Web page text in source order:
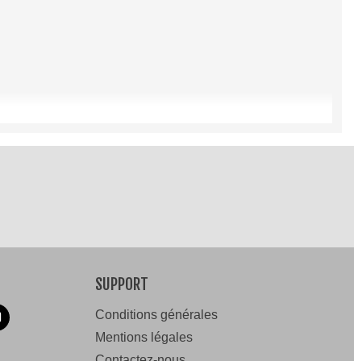
ou simplement pour égayer votre tenue quotidienne.
SUPPORT
Conditions générales
Mentions légales